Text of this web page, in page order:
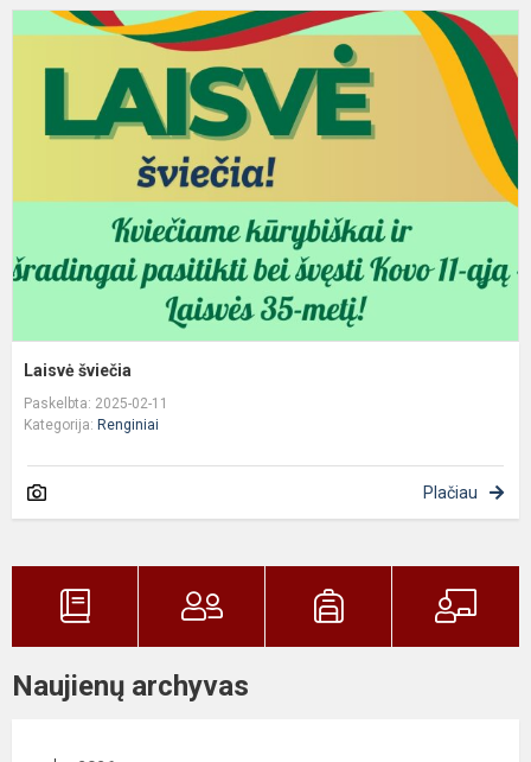
Laisvė šviečia
Paskelbta: 2025-02-11
Kategorija: Renginiai
Plačiau
Naujienų archyvas